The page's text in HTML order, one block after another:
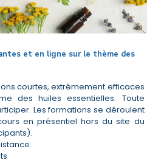
et en ligne sur le thème des
courtes, extrêmement efficaces
des huiles essentielles. Toute
Les formations se déroulent
en présentiel hors du site du